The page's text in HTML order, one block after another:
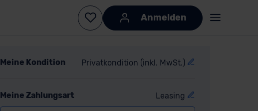
Meine Kondition Privatkondition (inkl. MwSt.)
Meine Zahlungsart Leasing